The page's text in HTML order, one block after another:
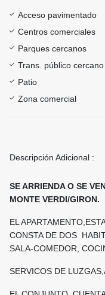
Acceso pavimentado
Centros comerciales
Parques cercanos
Trans. público cercano
Patio
Zona comercial
Descripción Adicional :
SE ARRIENDA O SE
MONTE VERDI/GIRON.
EL
CONSTA DE DOS
SALA-COMEDOR,
SERVICOS DE